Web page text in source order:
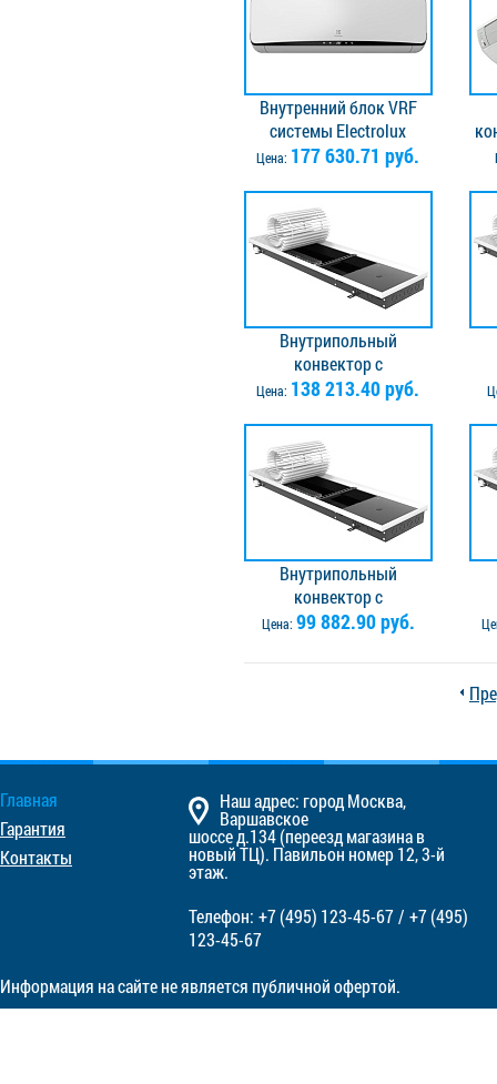
Внутренний блок VRF
системы Electrolux
ESVMW-SF-45N
Цена: 177 630.71 руб.
Внутрипольный
конвектор с
вентилятором Vitron
левое подключение.
Решётка в комплекте
Цена: 138 213.40 руб.
Внутрипольный
конвектор с
вентилятором Vitron
левое подключение.
Цена: 99 882.90 руб.
Главная
Гарантия
Контакты
Наш адрес: город Москва,
Варшавское
шоссе д.134 (переезд магазина в
новый ТЦ). Павильон номер 12, 3-й
этаж.
Телефон: +7 (495) 123-45-67/ +7 (495)
123-45-67
Информация на сайте не является публичной офертой.